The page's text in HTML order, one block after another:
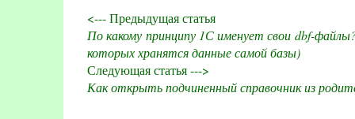
<--- Предыдущая статья
По какому принципу 1С именует свои dbf-
которых хранятся данные самой базы)
Следующая статья --->
Как открыть подчиненный справочник из